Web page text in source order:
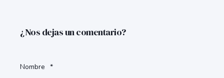
¿Nos dejas un comentario?
Nombre *